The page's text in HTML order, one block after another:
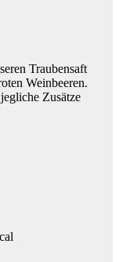
Traubensaft
Weinbeeren.
Zusätze